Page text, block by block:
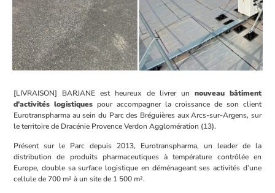
[LIVRAISON] BARJANE est heureux de livrer un nouveau bâtiment
d’activités logistiquespour accompagner la croissance de son client
Eurotranspharma au sein du Parc des Bréguières aux Arcs-sur-Argens, sur
le territoire de Dracénie Provence Verdon Agglomération (13).
Présent sur le Parc depuis 2013, Eurotranspharma, un leader de la
distribution de produits pharmaceutiques à température contrôlée en
Europe, double sa surface logistique en déménageant ses activités d’une
cellule de 700 m² à un site de 1 500 m².